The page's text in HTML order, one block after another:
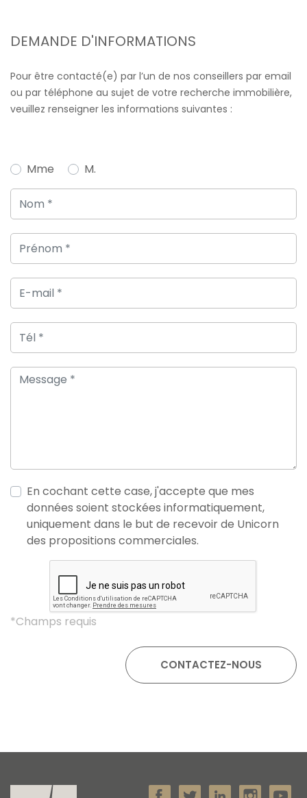
DEMANDE D'INFORMATIONS
Pour être contacté(e) par l’un de nos conseillers par email
ou par téléphone au sujet de votre recherche immobilière,
veuillez renseigner les informations suivantes :
Mme M.
En cochant cette case, j'accepte que mes
données soient stockées informatiquement,
uniquement dans le but de recevoir de Unicorn
des propositions commerciales.
*Champs requis